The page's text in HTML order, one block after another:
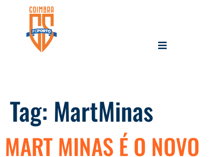
Tag: MartMinas
MART MINAS É O NOVO